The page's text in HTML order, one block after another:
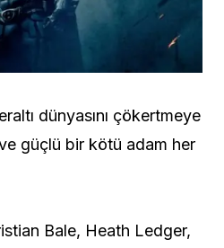
dünyasını çökertmeye
güçlü bir kötü adam her
Bale, Heath Ledger,